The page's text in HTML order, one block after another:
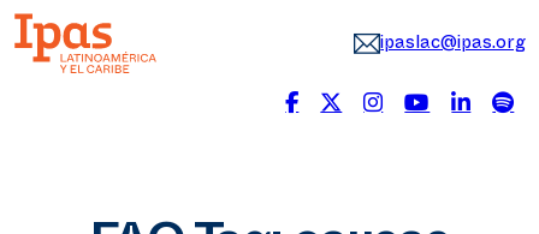
ipaslac@ipas.org